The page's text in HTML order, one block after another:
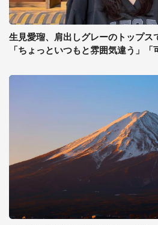
生見愛瑠、肩出しグレーのトップス
「ちょっといつもと雰囲気違う」「